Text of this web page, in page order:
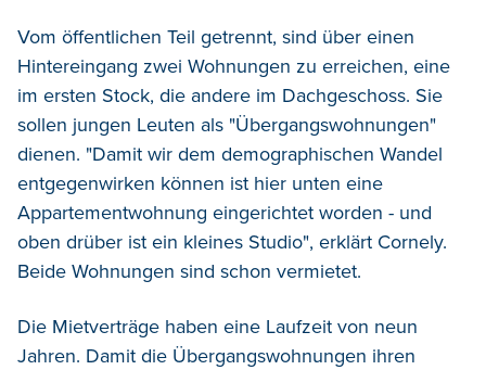
Vom öffentlichen Teil getrennt, sind über einen
Hintereingang zwei Wohnungen zu erreichen, eine
im ersten Stock, die andere im Dachgeschoss. Sie
sollen jungen Leuten als "Übergangswohnungen"
dienen. "Damit wir dem demographischen Wandel
entgegenwirken können ist hier unten eine
Appartementwohnung eingerichtet worden - und
oben drüber ist ein kleines Studio", erklärt Cornely.
Beide Wohnungen sind schon vermietet.
Die Mietverträge haben eine Laufzeit von neun
Jahren. Damit die Übergangswohnungen ihren